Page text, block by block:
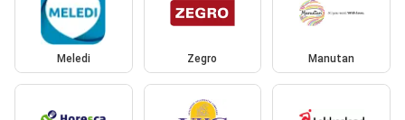
Meledi Zegro Manutan